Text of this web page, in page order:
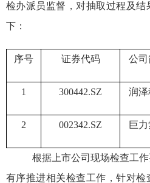
检办派员监督，对抽取过程及
下：
序号 证券代码 公
1 300442.SZ 润
2 002342.SZ 巨
根据上市公司现场检查工
有序推进相关检查工作，针对